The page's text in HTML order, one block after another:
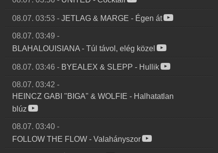
08.07. 03:53 - JETLAG & MARGE - Égen át
08.07. 03:49 -
BLAHALOUISIANA - Túl távol, elég közel
08.07. 03:46 - BYEALEX & SLEPP - Hullik
08.07. 03:42 -
HEINCZ GABI "BIGA" & WOLFIE - Halhatatlan
blúz
08.07. 03:40 -
FOLLOW THE FLOW - Valahányszor